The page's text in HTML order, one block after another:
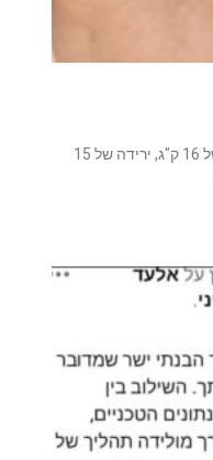
שינוי איכותי בהרכב הגוף אשר כלל- ירידה של 16 ק"ג, ירידה של 15